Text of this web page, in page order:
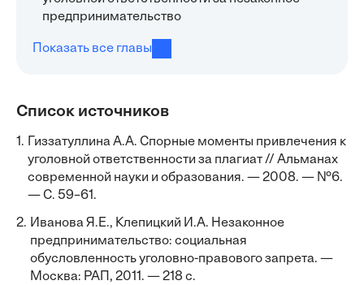
предпринимательство
Показать все главы
Список источников
1.
Гиззатуллина А.А. Спорные моменты привлечения к
уголовной ответственности за плагиат // Альманах
современной науки и образования. — 2008. — №6.
— С. 59–61.
2. Иванова Я.Е., Клепицкий И.А. Незаконное
предпринимательство: социальная
обусловленность уголовно-правового запрета. —
Москва: РАП, 2011. — 218 с.